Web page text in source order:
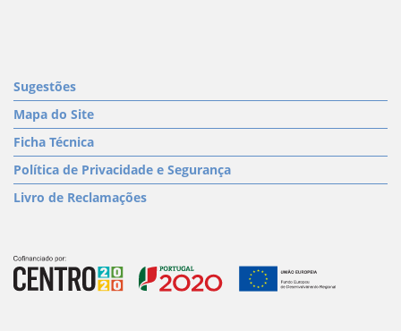
Sugestões
Mapa do Site
Ficha Técnica
Política de Privacidade e Segurança
Livro de Reclamações